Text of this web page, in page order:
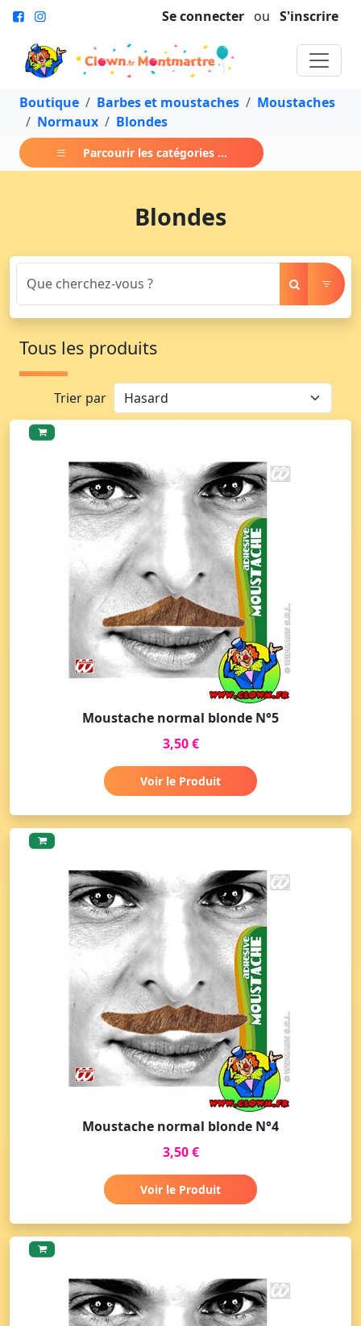
Se connecter ou S'inscrire
Boutique Barbes et moustaches
Moustaches
Normaux
Blondes
Parcourir les catégories ...
Blondes
Tous les produits
Trier par
Moustache normal blonde N°5
3,50 €
Voir le Produit
Moustache normal blonde N°4
3,50 €
Voir le Produit